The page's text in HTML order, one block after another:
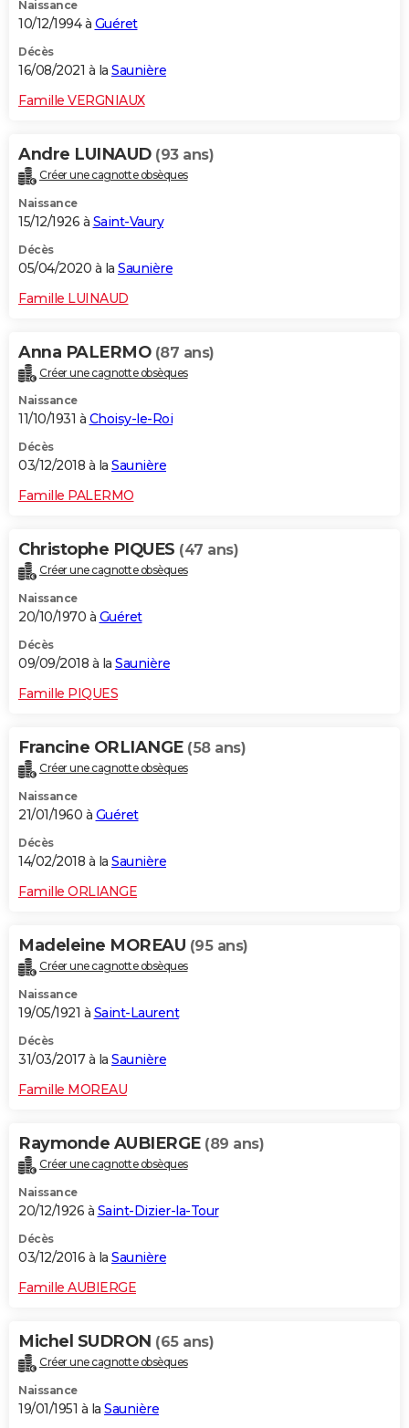
Naissance
10/12/1994 à Guéret
Décès
16/08/2021 à la Saunière
Famille VERGNIAUX
Andre LUINAUD (93 ans)
Créer une cagnotte obsèques
Naissance
15/12/1926 à Saint-Vaury
Décès
05/04/2020 à la Saunière
Famille LUINAUD
Anna PALERMO (87 ans)
Créer une cagnotte obsèques
Naissance
11/10/1931 à Choisy-le-Roi
Décès
03/12/2018 à la Saunière
Famille PALERMO
Christophe PIQUES (47 ans)
Créer une cagnotte obsèques
Naissance
20/10/1970 à Guéret
Décès
09/09/2018 à la Saunière
Famille PIQUES
Francine ORLIANGE (58 ans)
Créer une cagnotte obsèques
Naissance
21/01/1960 à Guéret
Décès
14/02/2018 à la Saunière
Famille ORLIANGE
Madeleine MOREAU (95 ans)
Créer une cagnotte obsèques
Naissance
19/05/1921 à Saint-Laurent
Décès
31/03/2017 à la Saunière
Famille MOREAU
Raymonde AUBIERGE (89 ans)
Créer une cagnotte obsèques
Naissance
20/12/1926 à Saint-Dizier-la-Tour
Décès
03/12/2016 à la Saunière
Famille AUBIERGE
Michel SUDRON (65 ans)
Créer une cagnotte obsèques
Naissance
19/01/1951 à la Saunière